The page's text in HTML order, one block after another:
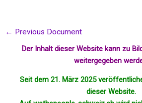
← Previous Document
Der Inhalt dieser Website kann zu
weitergegeben
Seit dem 21. März 2025
dieser Website.